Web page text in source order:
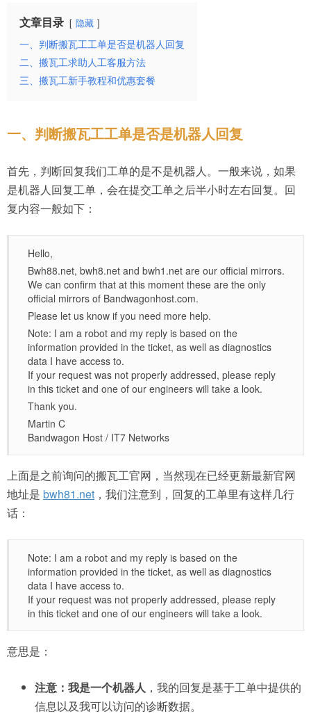
文章目录 隐藏
一、判断搬瓦工工单是否是机器人回复
二、搬瓦工求助人工客服方法
三、搬瓦工新手教程和优惠套餐
一、判断搬瓦工工单是否是机器人回复
首先，判断回复我们工单的是不是机器人。一般来说，如果
是机器人回复工单，会在提交工单之后半小时左右回复。回
复内容一般如下：
Hello,
Bwh88.net, bwh8.net and bwh1.net are our official mirrors.
We can confirm that at this moment these are the only
official mirrors of Bandwagonhost.com.
Please let us know if you need more help.
Note: I am a robot and my reply is based on the
information provided in the ticket, as well as diagnostics
data I have access to.
If your request was not properly addressed, please reply
in this ticket and one of our engineers will take a look.
Thank you.
Martin C
Bandwagon Host / IT7 Networks
上面是之前询问的搬瓦工官网，当然现在已经更新最新官网
地址是 bwh81.net ，我们注意到，回复的工单里有这样几行
话：
Note: I am a robot and my reply is based on the
information provided in the ticket, as well as diagnostics
data I have access to.
If your request was not properly addressed, please reply
in this ticket and one of our engineers will take a look.
意思是：
注意：我是一个机器人 ，我的回复是基于工单中提供的
信息以及我可以访问的诊断数据。